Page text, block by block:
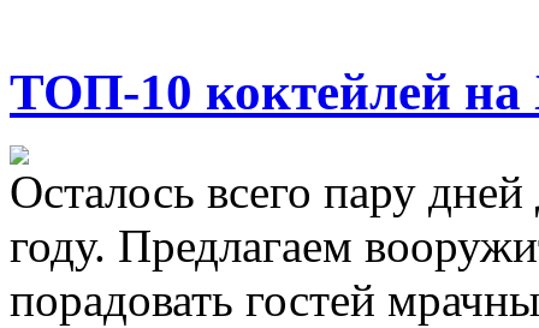
ТОП-10 коктейлей на
Осталось всего пару
году. Предлагаем
порадовать гостей